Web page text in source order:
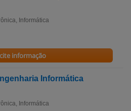
Informática
informação
Informática
Informática